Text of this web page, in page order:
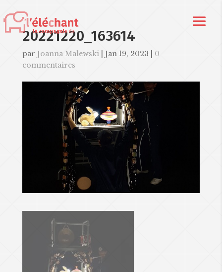
20221220_163614
par Joanna Malewski| Jan 19, 2023
0
commentaires